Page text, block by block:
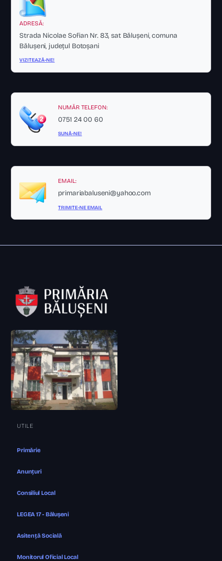
ADRESĂ:
Strada Nicolae Sofian Nr. 83, sat Bălușeni, comuna
Bălușeni, județul Botoșani
VIZITEAZĂ-NE!
NUMĂR TELEFON:
0751 24 00 60
SUNĂ-NE!
EMAIL:
primariabaluseni@yahoo.com
TRIMITE-NE EMAIL
UTILE
Primărie
Anunțuri
Consiliul Local
LEGEA 17 - Bălușeni
Asitență Socială
Monitorul Oficial Local